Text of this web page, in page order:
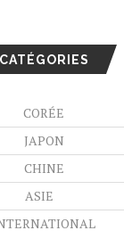
CATÉGORIES
CORÉE
JAPON
CHINE
ASIE